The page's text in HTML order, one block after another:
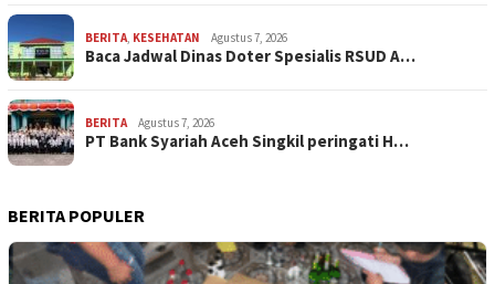
BERITA, KESEHATAN Agustus 7, 2026
Baca Jadwal Dinas Doter Spesialis RSUD A…
BERITA Agustus 7, 2026
PT Bank Syariah Aceh Singkil peringati H…
BERITA POPULER